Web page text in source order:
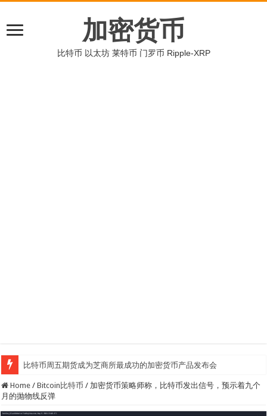
加密货币
比特币 以太坊 莱特币 门罗币 Ripple-XRP
比特币周五期货成为芝商所最成功的加密货币产品发布会
Home / Bitcoin比特币 / 加密货币策略师称，比特币发出信号，预示着九个
月的抛物线反弹